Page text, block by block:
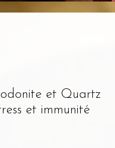
et Quartz
et immunité